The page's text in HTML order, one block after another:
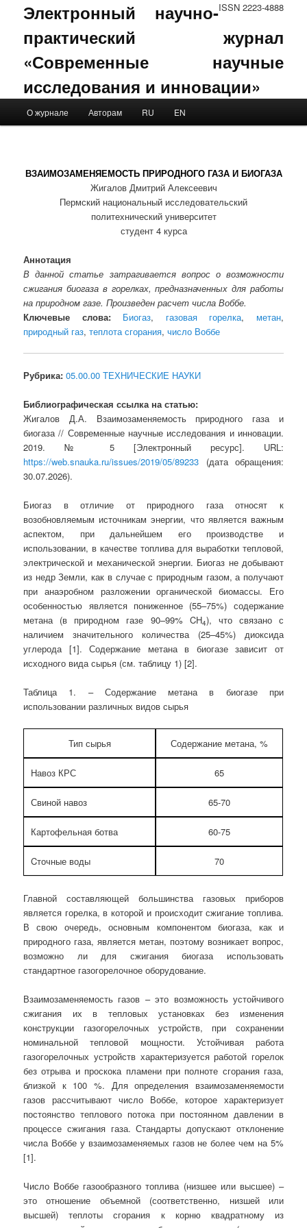
ISSN 2223-4888
Электронный научно-
практический журнал
«Современные научные
исследования и инновации»
Skip to primary content
Skip to secondary content
О журнале Авторам RU EN
ВЗАИМОЗАМЕНЯЕМОСТЬ ПРИРОДНОГО ГАЗА И БИОГАЗА
Жигалов Дмитрий Алексеевич
Пермский национальный исследовательский
политехнический университет
студент 4 курса
Аннотация
В данной статье затрагивается вопрос о возможности
сжигания биогаза в горелках, предназначенных для работы
на природном газе. Произведен расчет числа Воббе.
Ключевые слова:
Биогаз, газовая горелка, метан,
природный газ,теплота сгорания,число Воббе
Рубрика: 05.00.00 ТЕХНИЧЕСКИЕ НАУКИ
Библиографическая ссылка на статью:
Жигалов Д.А. Взаимозаменяемость природного газа и
биогаза // Современные научные исследования и инновации.
2019. № 5 [Электронный ресурс]. URL:
https://web.snauka.ru/issues/2019/05/89233 (дата обращения:
30.07.2026).
Биогаз в отличие от природного газа относят к
возобновляемым источникам энергии, что является важным
аспектом, при дальнейшем его производстве и
использовании, в качестве топлива для выработки тепловой,
электрической и механической энергии. Биогаз не добывают
из недр Земли, как в случае с природным газом, а получают
при анаэробном разложении органической биомассы. Его
особенностью является пониженное (55–75%) содержание
метана (в природном газе 90–99% CH4), что связано с
наличием значительного количества (25–45%) диоксида
углерода [1]. Содержание метана в биогазе зависит от
исходного вида сырья (см. таблицу 1) [2].
Таблица 1. – Содержание метана в биогазе при
использовании различных видов сырья
Тип сырья Содержание метана, %
Навоз КРС 65
Свиной навоз 65-70
Картофельная ботва 60-75
Cточные воды 70
Главной составляющей большинства газовых приборов
является горелка, в которой и происходит сжигание топлива.
В свою очередь, основным компонентом биогаза, как и
природного газа, является метан, поэтому возникает вопрос,
возможно ли для сжигания биогаза использовать
стандартное газогорелочное оборудование.
Взаимозаменяемость газов – это возможность устойчивого
сжигания их в тепловых установках без изменения
конструкции газогорелочных устройств, при сохранении
номинальной тепловой мощности. Устойчивая работа
газогорелочных устройств характеризуется работой горелок
без отрыва и проскока пламени при полноте сгорания газа,
близкой к 100 %. Для определения взаимозаменяемости
газов рассчитывают число Воббе, которое характеризует
постоянство теплового потока при постоянном давлении в
процессе сжигания газа. Стандарты допускают отклонение
числа Воббе у взаимозаменяемых газов не более чем на 5%
[1].
Число Воббе газообразного топлива (низшее или высшее) –
это отношение объемной (соответственно, низшей или
высшей) теплоты сгорания к корню квадратному из